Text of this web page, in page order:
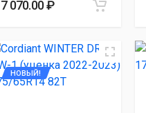
7 070.00 ₽
НОВЫЙ!